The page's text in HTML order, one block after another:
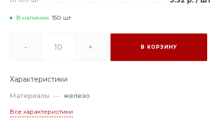
В наличии 150 шт
- + В КОРЗИНУ
Характеристики
Материалы — железо
Все характеристики